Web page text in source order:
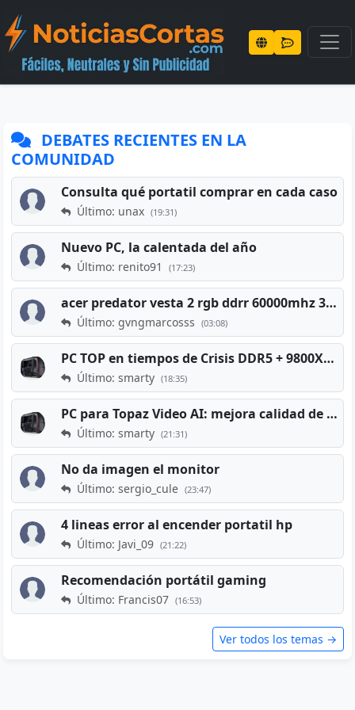
DEBATES RECIENTES EN LA
COMUNIDAD
Consulta qué portatil comprar en cada caso
Último: unax (19:31)
Nuevo PC, la calentada del año
Último: renito91 (17:23)
acer predator vesta 2 rgb ddrr 60000mhz 32gb x2 16gb
Último: gvngmarcosss (03:08)
PC TOP en tiempos de Crisis DDR5 + 9800X3D + RTX 5080 [2026][2400€]
Último: smarty (18:35)
PC para Topaz Video AI: mejora calidad de vídeos viejos
Último: smarty (21:31)
No da imagen el monitor
Último: sergio_cule (23:47)
4 lineas error al encender portatil hp
Último: Javi_09 (21:22)
Recomendación portátil gaming
Último: Francis07 (16:53)
Ver todos los temas →